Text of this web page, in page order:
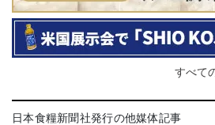
すべて
日本食糧新聞社発行の他媒体記事